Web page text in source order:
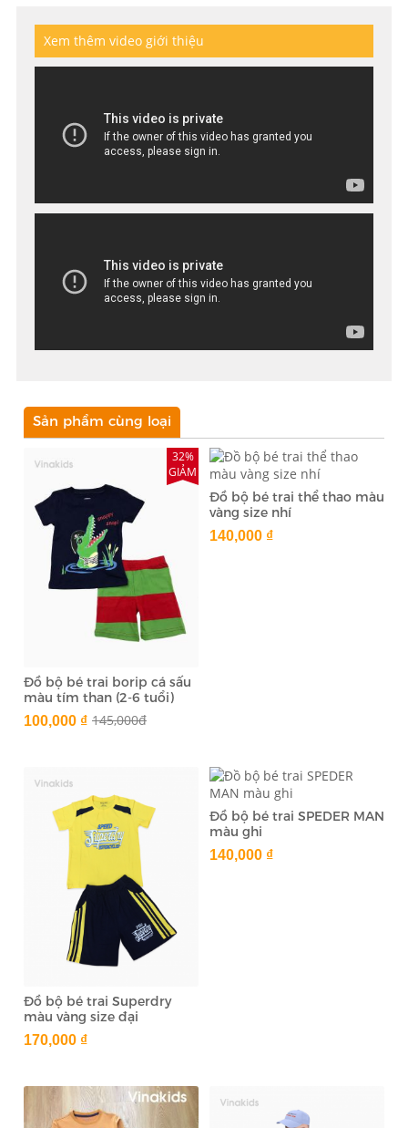
Xem thêm video giới thiệu
Sản phẩm cùng loại
32%
GIẢM
Đồ bộ bé trai borip cá sấu
màu tím than (2-6 tuổi)
100,000 ₫ 145,000đ
Đồ bộ bé trai thể thao màu
vàng size nhí
140,000 ₫
Đồ bộ bé trai Superdry
màu vàng size đại
170,000 ₫
Đồ bộ bé trai SPEDER MAN
màu ghi
140,000 ₫